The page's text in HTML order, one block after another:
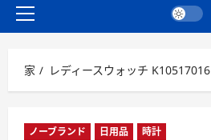
プ
マ
リ
メ
家 レディースウォッチ K10517016
ノーブランド 日用品 時計